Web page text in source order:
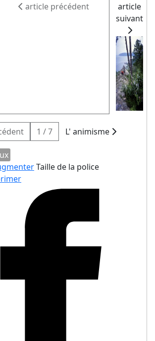
article précédent
article
suivant
1 / 7 L' animisme
Taille de la police